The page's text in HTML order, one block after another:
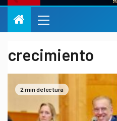
crecimiento
2 min de lectura